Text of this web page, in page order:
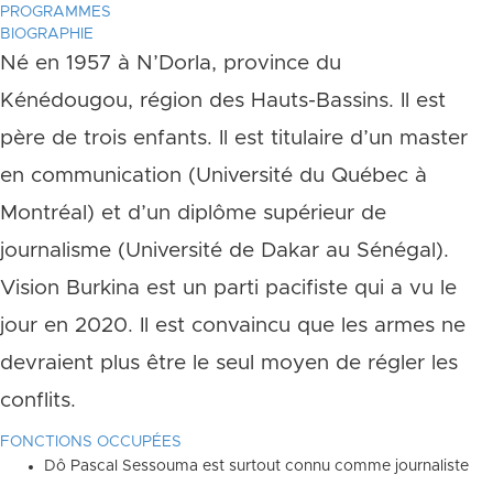
PROGRAMMES
BIOGRAPHIE
Né en 1957 à N’Dorla, province du
Kénédougou, région des Hauts-Bassins. Il est
père de trois enfants. Il est titulaire d’un master
en communication (Université du Québec à
Montréal) et d’un diplôme supérieur de
journalisme (Université de Dakar au Sénégal).
Vision Burkina est un parti pacifiste qui a vu le
jour en 2020. Il est convaincu que les armes ne
devraient plus être le seul moyen de régler les
conflits.
FONCTIONS OCCUPÉES
Dô Pascal Sessouma est surtout connu comme journaliste